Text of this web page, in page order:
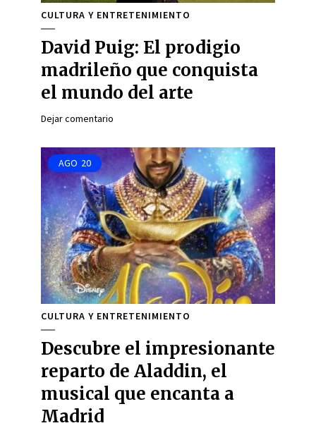
CULTURA Y ENTRETENIMIENTO
David Puig: El prodigio
madrileño que conquista
el mundo del arte
Dejar comentario
AGO 20
CULTURA Y ENTRETENIMIENTO
Descubre el impresionante
reparto de Aladdin, el
musical que encanta a
Madrid